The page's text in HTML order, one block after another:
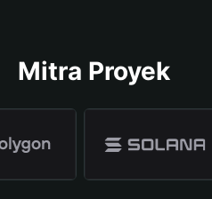
Mitra Proyek